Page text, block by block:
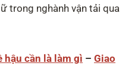
trong nghành vận tải qua
hậu cần là làm gì – Giao